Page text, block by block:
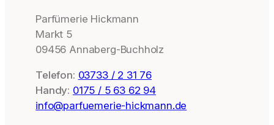
Parfümerie Hickmann
Markt 5
09456 Annaberg-Buchholz
Telefon: 03733 / 2 31 76
Handy: 0175 / 5 63 62 94
info@parfuemerie-hickmann.de